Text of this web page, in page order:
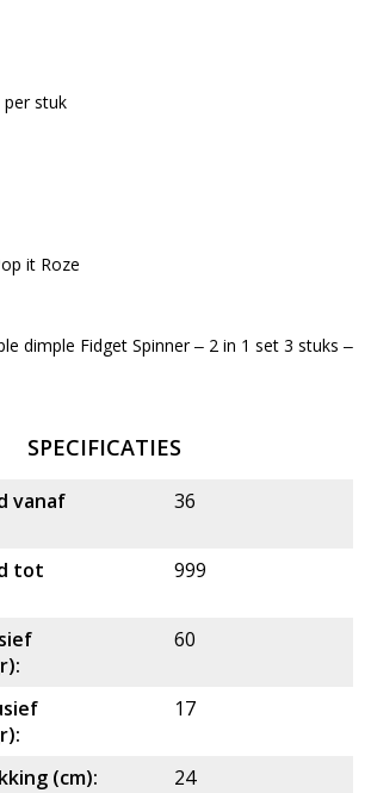
per stuk
it Roze
dimple Fidget Spinner ‒ 2 in 1 set 3 stuks ‒
SPECIFICATIES
vanaf
36
tot
999
60
17
(cm):
24